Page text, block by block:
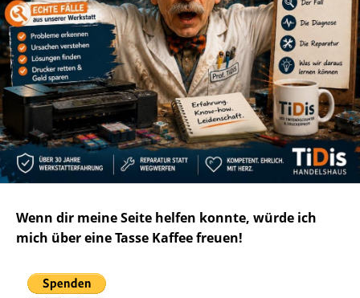
Wenn dir meine Seite helfen konnte, würde ich
mich über eine Tasse Kaffee freuen!